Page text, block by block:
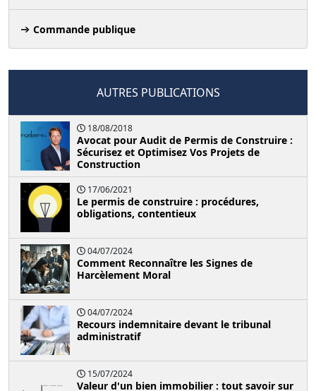
Commande publique
AUTRES PUBLICATIONS
18/08/2018
Avocat pour Audit de Permis de Construire :
Sécurisez et Optimisez Vos Projets de
Construction
17/06/2021
Le permis de construire : procédures,
obligations, contentieux
04/07/2024
Comment Reconnaître les Signes de
Harcèlement Moral
04/07/2024
Recours indemnitaire devant le tribunal
administratif
15/07/2024
Valeur d'un bien immobilier : tout savoir sur